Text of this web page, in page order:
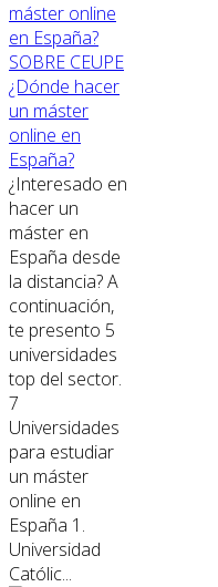
SOBRE CEUPE
¿Dónde hacer
un máster
online en
España?
¿Interesado en
hacer un
máster en
España desde
la distancia? A
continuación,
te presento 5
universidades
top del sector.
7
Universidades
para estudiar
un máster
online en
España 1.
Universidad
Católic...